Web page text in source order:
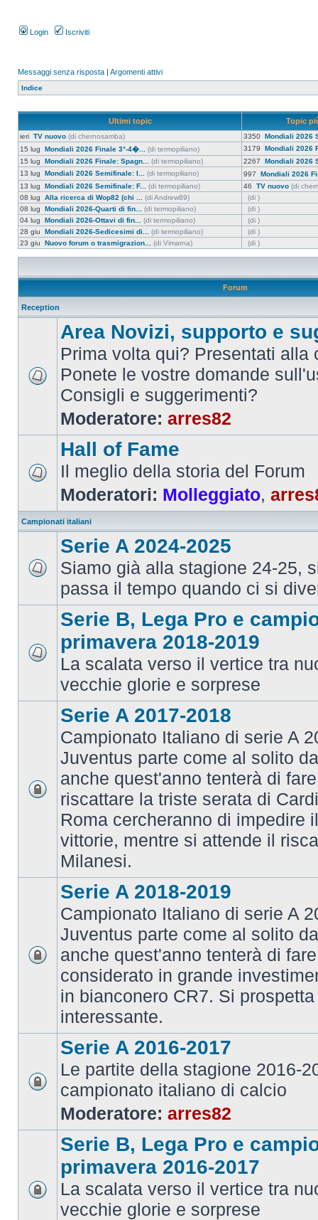
Login Iscriviti
Messaggi senza risposta | Argomenti attivi
Indice
Ultimi topic Topic
ieri TV nuovo (di chernosamba) 3350 Mondiali 2026
15 lug Mondiali 2026 Finale 3°-4�... (di termopiliano) 3179 Mondiali 2026
15 lug Mondiali 2026 Finale: Spagn... (di termopiliano) 2267 Mondiali 2026
13 lug Mondiali 2026 Semifinale: I... (di termopiliano) 997 Mondiali 2026
13 lug Mondiali 2026 Semifinale: F... (di termopiliano) 46 TV nuovo (di
08 lug Alla ricerca di Wop82 (chi ... (di Andrew89)
(di )
08 lug Mondiali 2026-Quarti di fin... (di termopiliano)
(di )
04 lug Mondiali 2026-Ottavi di fin... (di termopiliano)
(di )
28 giu Mondiali 2026-Sedicesimi di... (di termopiliano)
(di )
23 giu Nuovo forum o trasmigrazion... (di Vimarna) (di )
Forum
Reception
Area Novizi, supporto e
Prima volta qui? Presentati alla
Ponete le vostre domande
Consigli e suggerimenti?
Moderatore: arres82
Hall of Fame
Il meglio della storia del Forum
Moderatori: Molleggiato,
Campionati italiani
Serie A 2024-2025
Siamo già alla stagione 24-25,
passa il tempo quando ci si
Serie B, Lega Pro e
primavera 2018-2019
La scalata verso il vertice tra
vecchie glorie e sorprese
Serie A 2017-2018
Campionato Italiano di serie A
Juventus parte come al solito
anche quest'anno tenterà di
riscattare la triste serata di
Roma cercheranno di impedire
vittorie, mentre si attende il
Milanesi.
Serie A 2018-2019
Campionato Italiano di serie A
Juventus parte come al solito
anche quest'anno tenterà di
considerato in grande
in bianconero CR7. Si
interessante.
Serie A 2016-2017
Le partite della stagione 2016-
campionato italiano di calcio
Moderatore: arres82
Serie B, Lega Pro e
primavera 2016-2017
La scalata verso il vertice tra
vecchie glorie e sorprese